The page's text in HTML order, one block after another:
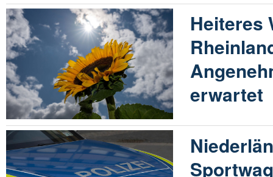
Heiteres
erwartet